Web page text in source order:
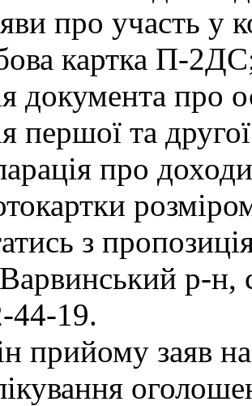
про участь у
картка П-
документа про
першої та
про
з
р-н,
44-19.
прийому заяв